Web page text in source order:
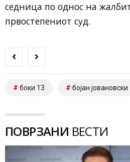
седница по однос на
првостепениот суд.
боки 13 бојан јовановски
ПОВРЗАНИ ВЕСТИ